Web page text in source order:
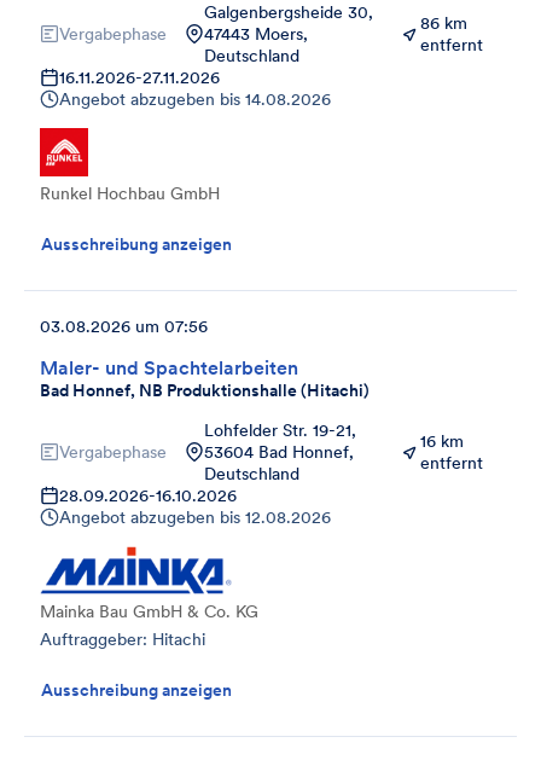
Vergabephase
Galgenbergsheide 30,
47443 Moers,
Deutschland
86 km
entfernt
16.11.2026-27.11.2026
Angebot abzugeben bis 14.08.2026
Runkel Hochbau GmbH
Ausschreibung anzeigen
Maler- und Spachtelarbeiten
Bad Honnef, NB Produktionshalle (Hitachi)
03.08.2026 um 07:56
Vergabephase
Lohfelder Str. 19-21,
53604 Bad Honnef,
Deutschland
16 km
entfernt
28.09.2026-16.10.2026
Angebot abzugeben bis 12.08.2026
Mainka Bau GmbH & Co. KG
Auftraggeber: Hitachi
Ausschreibung anzeigen